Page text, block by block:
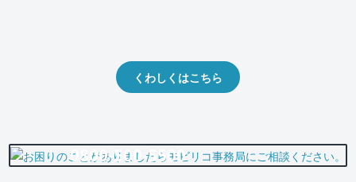
くわしくはこちら
0800-500-5500